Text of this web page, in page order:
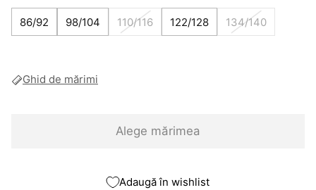
86/92 98/104 110/116 122/128 134/140
Ghid de mărimi
Alege mărimea
Adaugă în wishlist